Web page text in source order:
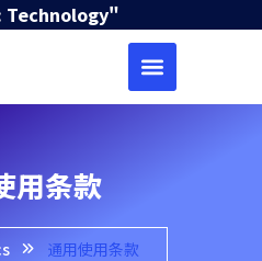
Technology"
用条款
通用使用条款